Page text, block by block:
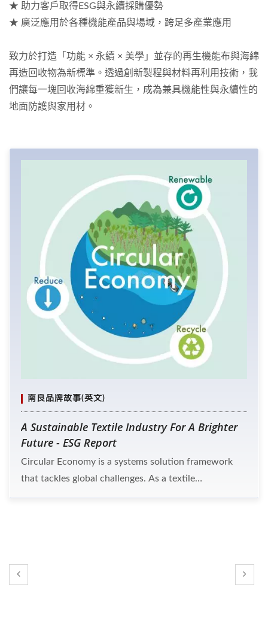
★ 助力客戶取得ESG與永續採購優勢
★ 廣泛應用於各種機能產品與場域，跨足多產業應用
致力於打造「功能 × 永續 × 美學」並存的再生機能布與海綿
再造回收物為新標準。透過創新製程與材料再利用技術，我
們讓每一塊回收海綿重獲新生，成為兼具機能性與永續性的
地面防護與家用材。
南良品牌故事(英文)
A Sustainable Textile Industry For A Brighter
Future - ESG Report
Circular Economy is a systems solution framework
that tackles global challenges. As a textile
communication tool between Nam Liong and